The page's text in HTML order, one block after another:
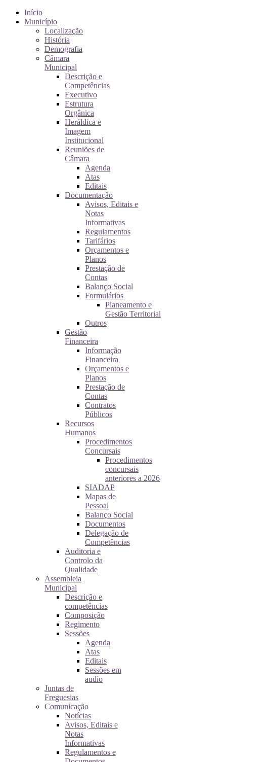
Início
Município
Localização
História
Demografia
Câmara
Municipal
Descrição e
Competências
Executivo
Estrutura
Orgânica
Heráldica e
Imagem
Institucional
Reuniões de
Câmara
Agenda
Atas
Editais
Documentação
Avisos, Editais e
Notas
Informativas
Regulamentos
Tarifários
Orçamentos e
Planos
Prestação de
Contas
Balanço Social
Formulários
Planeamento e
Gestão Territorial
Outros
Gestão
Financeira
Informação
Financeira
Orçamentos e
Planos
Prestação de
Contas
Contratos
Públicos
Recursos
Humanos
Procedimentos
Concursais
Procedimentos
concursais
anteriores a 2026
SIADAP
Mapas de
Pessoal
Balanço Social
Documentos
Delegação de
Competências
Auditoria e
Controlo da
Qualidade
Assembleia
Municipal
Descrição e
competências
Composição
Regimento
Sessões
Agenda
Atas
Editais
Sessões em
audio
Juntas de
Freguesias
Comunicação
Notícias
Avisos, Editais e
Notas
Informativas
Regulamentos e